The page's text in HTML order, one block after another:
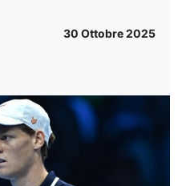
30 Ottobre 2025